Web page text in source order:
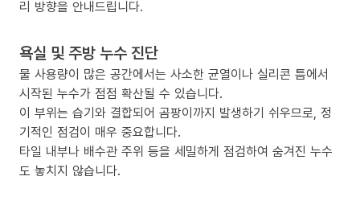
리 방향을 안내드립니다.
욕실 및 주방 누수 진단
물 사용량이 많은 공간에서는 사소한 균열이나 실리콘 틈에서
시작된 누수가 점점 확산될 수 있습니다.
이 부위는 습기와 결합되어 곰팡이까지 발생하기 쉬우므로, 정
기적인 점검이 매우 중요합니다.
타일 내부나 배수관 주위 등을 세밀하게 점검하여 숨겨진 누수
도 놓치지 않습니다.